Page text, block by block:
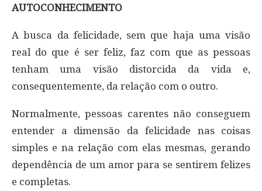
AUTOCONHECIMENTO
A busca da felicidade, sem que haja uma visão
real do que é ser feliz, faz com que as pessoas
tenham uma visão distorcida da vida e,
consequentemente, da relação com o outro.
Normalmente, pessoas carentes não conseguem
entender a dimensão da felicidade nas coisas
simples e na relação com elas mesmas, gerando
dependência de um amor para se sentirem felizes
e completas.